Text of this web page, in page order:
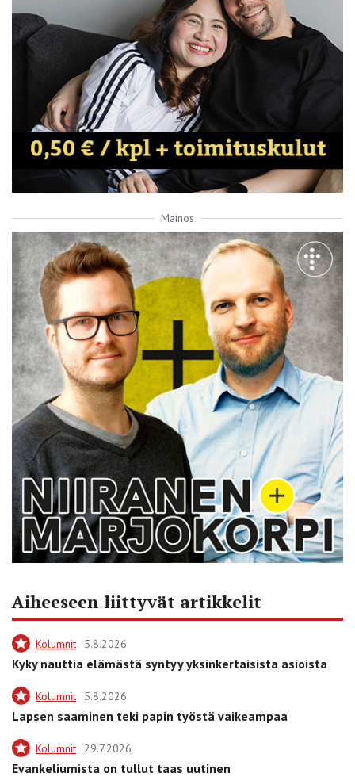
Mainos
Aiheeseen liittyvät artikkelit
Kolumnit 5.8.2026
Kyky nauttia elämästä syntyy yksinkertaisista asioista
Kolumnit 5.8.2026
Lapsen saaminen teki papin työstä vaikeampaa
Kolumnit 29.7.2026
Evankeliumista on tullut taas uutinen